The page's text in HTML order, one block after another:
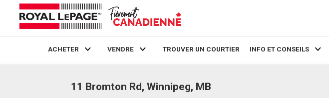
ACHETER VENDRE TROUVER UN COURTIER INFO ET CONSEILS
11 Bromton Rd, Winnipeg, MB